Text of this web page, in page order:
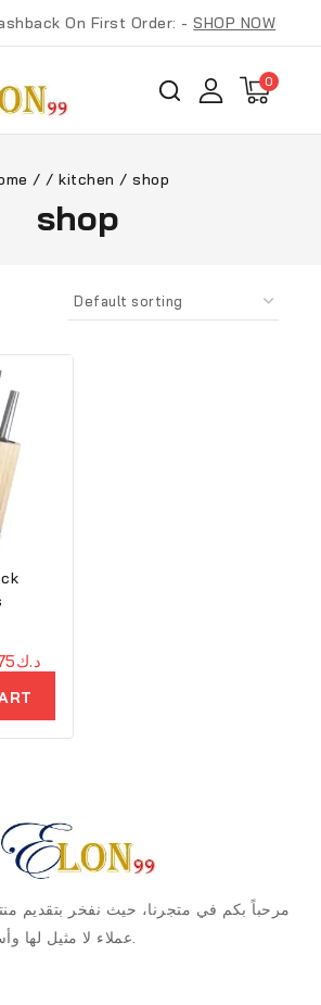
On First Order: -SHOP NOW
0
/ / kitchen / shop
shop
د.ك
مرحباً بكم في متجرنا، حيث نفخر بتقديم
عملاء لا مثيل لها وأسلوب متجرنا والابتكار.